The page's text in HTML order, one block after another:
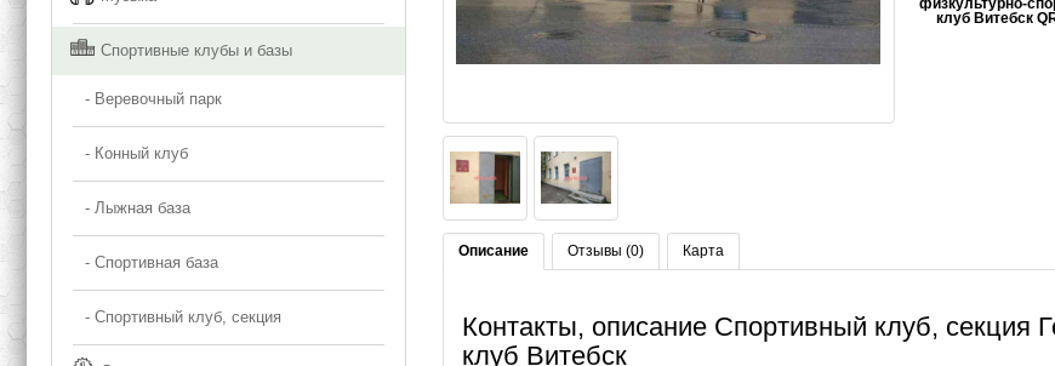
Спортивные клубы и базы
- Веревочный парк
- Конный клуб
- Лыжная база
- Спортивная база
- Спортивный клуб, секция
Описание Отзывы (0) Карта
Контакты, описание Спортивный клуб, секция
клуб Витебск